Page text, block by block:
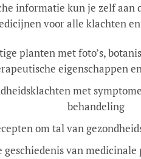
informatie kun je zelf aan
voor alle klachten
planten met foto’s,
eigenschappen
met
behandeling
om tal van
van